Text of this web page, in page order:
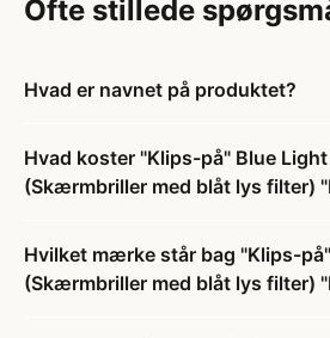
Ofte stillede
Hvad er navnet på produktet?
Hvad koster "Klips-på" Blue
(Skærmbriller med blåt lys filter)
Hvilket mærke står bag "Klips-
(Skærmbriller med blåt lys filter)